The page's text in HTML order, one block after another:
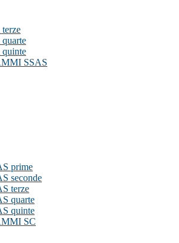
quinte
SSAS
prime
seconde
terze
quarte
quinte
SC